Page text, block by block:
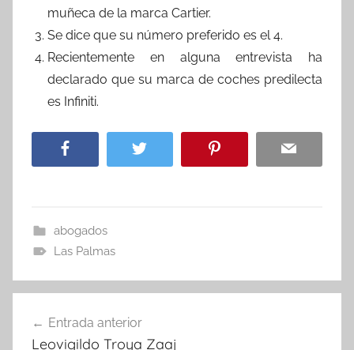
muñeca de la marca Cartier.
Se dice que su número preferido es el 4.
Recientemente en alguna entrevista ha
declarado que su marca de coches predilecta
es Infiniti.
abogados
Las Palmas
de
Entrada anterior
Leovigildo Troya Zaaj